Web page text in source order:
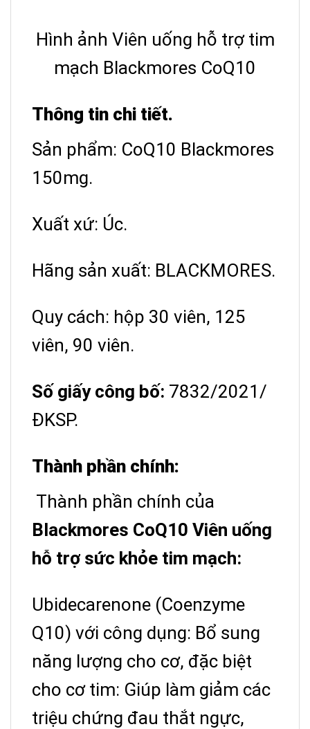
Hình ảnh Viên uống hỗ trợ tim
mạch Blackmores CoQ10
Thông tin chi tiết.
Sản phẩm: CoQ10 Blackmores
150mg.
Xuất xứ: Úc.
Hãng sản xuất: BLACKMORES.
Quy cách: hộp 30 viên, 125
viên, 90 viên.
Số giấy công bố: 7832/2021/
ĐKSP.
Thành phần chính:
Thành phần chính của
Blackmores CoQ10 Viên uống
hỗ trợ sức khỏe tim mạch:
Ubidecarenone (Coenzyme
Q10) với công dụng: Bổ sung
năng lượng cho cơ, đặc biệt
cho cơ tim: Giúp làm giảm các
triệu chứng đau thắt ngực,